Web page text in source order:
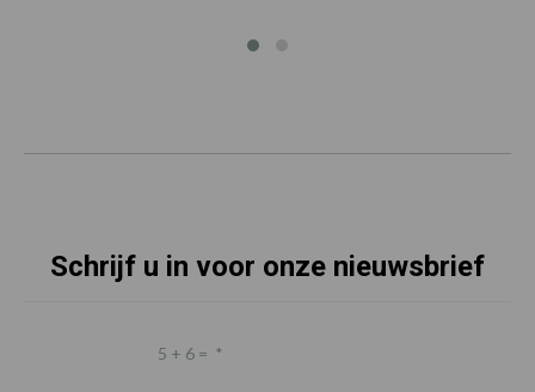
Schrijf u in voor onze nieuwsbrief
5 + 6 = *